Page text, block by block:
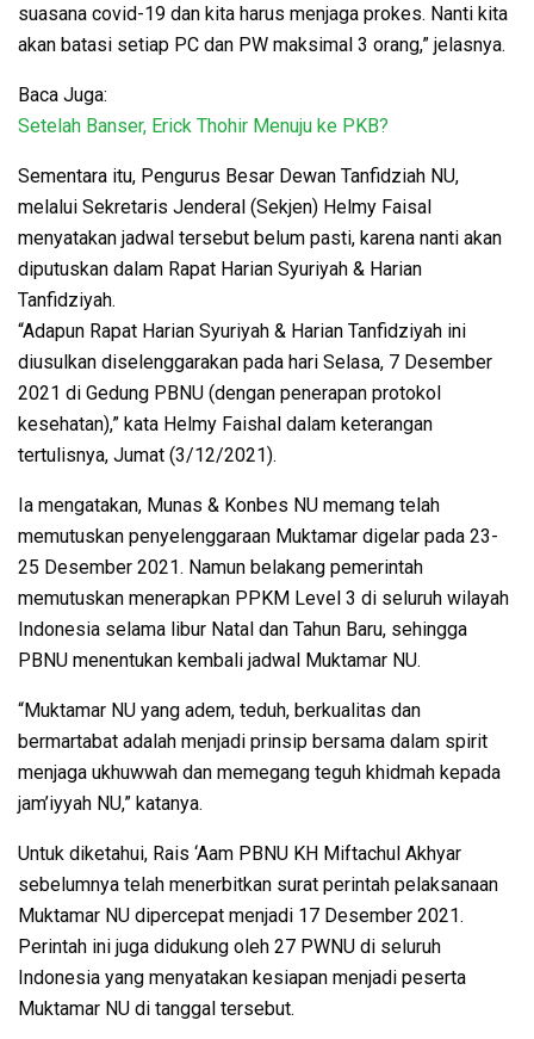
suasana covid-19 dan kita harus menjaga prokes. Nanti kita
akan batasi setiap PC dan PW maksimal 3 orang,” jelasnya.
Baca Juga:
Setelah Banser, Erick Thohir Menuju ke PKB?
Sementara itu, Pengurus Besar Dewan Tanfidziah NU,
melalui Sekretaris Jenderal (Sekjen) Helmy Faisal
menyatakan jadwal tersebut belum pasti, karena nanti akan
diputuskan dalam Rapat Harian Syuriyah & Harian
Tanfidziyah.
“Adapun Rapat Harian Syuriyah & Harian Tanfidziyah ini
diusulkan diselenggarakan pada hari Selasa, 7 Desember
2021 di Gedung PBNU (dengan penerapan protokol
kesehatan),” kata Helmy Faishal dalam keterangan
tertulisnya, Jumat (3/12/2021).
Ia mengatakan, Munas & Konbes NU memang telah
memutuskan penyelenggaraan Muktamar digelar pada 23-
25 Desember 2021. Namun belakang pemerintah
memutuskan menerapkan PPKM Level 3 di seluruh wilayah
Indonesia selama libur Natal dan Tahun Baru, sehingga
PBNU menentukan kembali jadwal Muktamar NU.
“Muktamar NU yang adem, teduh, berkualitas dan
bermartabat adalah menjadi prinsip bersama dalam spirit
menjaga ukhuwwah dan memegang teguh khidmah kepada
jam’iyyah NU,” katanya.
Untuk diketahui, Rais ‘Aam PBNU KH Miftachul Akhyar
sebelumnya telah menerbitkan surat perintah pelaksanaan
Muktamar NU dipercepat menjadi 17 Desember 2021.
Perintah ini juga didukung oleh 27 PWNU di seluruh
Indonesia yang menyatakan kesiapan menjadi peserta
Muktamar NU di tanggal tersebut.